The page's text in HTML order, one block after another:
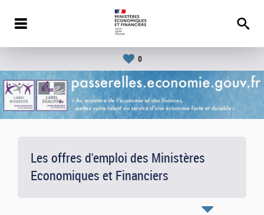
0
Les offres d'emploi des Ministères
Economiques et Financiers